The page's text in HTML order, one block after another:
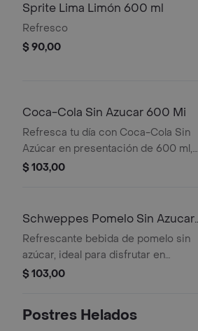
Sprite Lima Limón 600 ml
Refresco
$ 90,00
Coca-Cola Sin Azucar 600 Mi
Refresca tu día con Coca-Cola Sin
Azúcar en presentación de 600 ml,
una opción burbujeante y sin calorías.
$ 103,00
Schweppes Pomelo Sin Azucar
600 Mi
Refrescante bebida de pomelo sin
azúcar, ideal para disfrutar en
cualquier momento.
$ 103,00
Postres Helados